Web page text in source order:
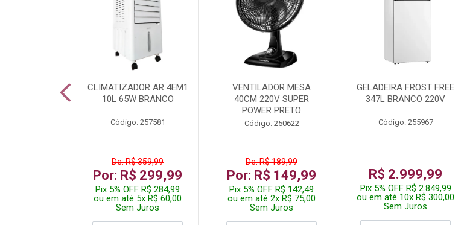
CLIMATIZADOR AR 4EM1
10L 65W BRANCO
Código: 257581
De: R$ 359,99
Por: R$ 299,99
Pix 5% OFF R$ 284,99
ou em até 5x R$ 60,00
Sem Juros
VENTILADOR MESA
40CM 220V SUPER
POWER PRETO
Código: 250622
De: R$ 189,99
Por: R$ 149,99
Pix 5% OFF R$ 142,49
ou em até 2x R$ 75,00
Sem Juros
GELADEIRA FROST FREE
347L BRANCO 220V
Código: 255967
R$ 2.999,99
Pix 5% OFF R$ 2.849,99
ou em até 10x R$ 300,00
Sem Juros